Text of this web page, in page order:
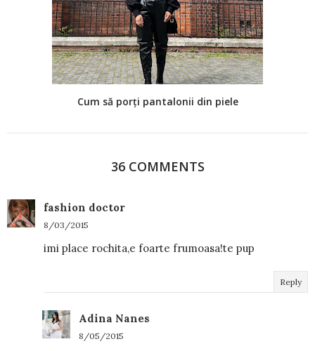
Cum să porți pantalonii din piele
36 COMMENTS
fashion doctor
8/03/2015
imi place rochita,e foarte frumoasa!te pup
Reply
Adina Nanes
8/05/2015